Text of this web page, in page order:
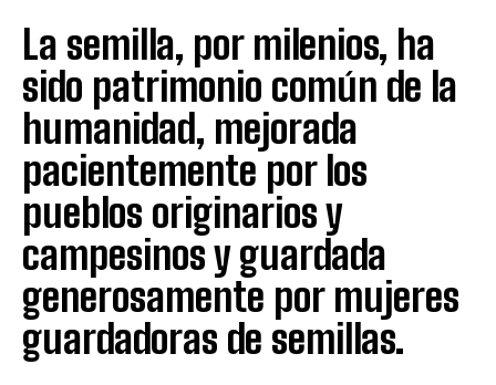
La semilla, por milenios, ha
sido patrimonio común de la
humanidad, mejorada
pacientemente por los
pueblos originarios y
campesinos y guardada
generosamente por mujeres
guardadoras de semillas.